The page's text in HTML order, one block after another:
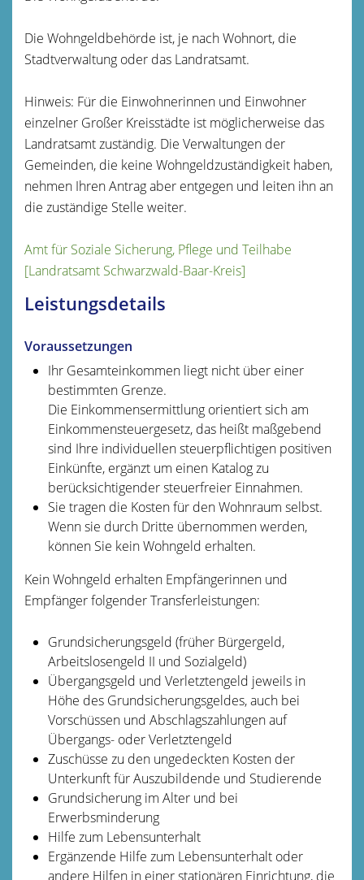
Die Wohngeldbehörde ist, je nach Wohnort, die
Stadtverwaltung oder das Landratsamt.
Hinweis: Für die Einwohnerinnen und Einwohner
einzelner Großer Kreisstädte ist möglicherweise das
Landratsamt zuständig. Die Verwaltungen der
Gemeinden, die keine Wohngeldzuständigkeit haben,
nehmen Ihren Antrag aber entgegen und leiten ihn an
die zuständige Stelle weiter.
Amt für Soziale Sicherung, Pflege und Teilhabe
[Landratsamt Schwarzwald-Baar-Kreis]
Leistungsdetails
Voraussetzungen
Ihr Gesamteinkommen liegt nicht über einer
bestimmten Grenze.
Die Einkommensermittlung orientiert sich am
Einkommensteuergesetz, das heißt maßgebend
sind Ihre individuellen steuerpflichtigen positiven
Einkünfte, ergänzt um einen Katalog zu
berücksichtigender steuerfreier Einnahmen.
Sie tragen die Kosten für den Wohnraum selbst.
Wenn sie durch Dritte übernommen werden,
können Sie kein Wohngeld erhalten.
Kein Wohngeld erhalten Empfängerinnen und
Empfänger folgender Transferleistungen:
Grundsicherungsgeld (früher Bürgergeld,
Arbeitslosengeld II und Sozialgeld)
Übergangsgeld und Verletztengeld jeweils in
Höhe des Grundsicherungsgeldes, auch bei
Vorschüssen und Abschlagszahlungen auf
Übergangs- oder Verletztengeld
Zuschüsse zu den ungedeckten Kosten der
Unterkunft für Auszubildende und Studierende
Grundsicherung im Alter und bei
Erwerbsminderung
Hilfe zum Lebensunterhalt
Ergänzende Hilfe zum Lebensunterhalt oder
andere Hilfen in einer stationären Einrichtung, die